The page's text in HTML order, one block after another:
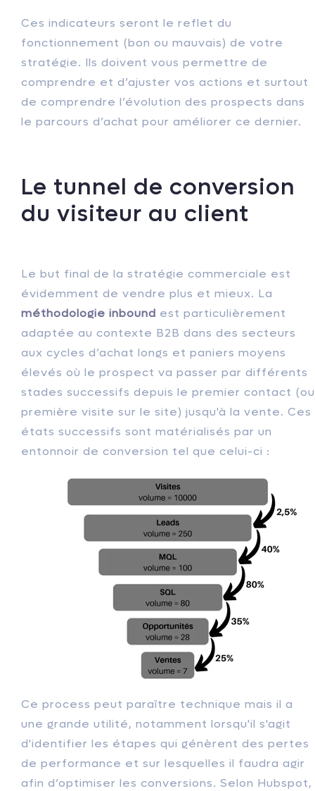
Ces indicateurs seront le reflet du
fonctionnement (bon ou mauvais) de votre
stratégie. Ils doivent vous permettre de
comprendre et d’ajuster vos actions et surtout
de comprendre l’évolution des prospects dans
le parcours d’achat pour améliorer ce dernier.
Le tunnel de conversion
du visiteur au client
Le but final de la stratégie commerciale est
évidemment de vendre plus et mieux. La
méthodologie inbound est particulièrement
adaptée au contexte B2B dans des secteurs
aux cycles d’achat longs et paniers moyens
élevés où le prospect va passer par différents
stades successifs depuis le premier contact (ou
première visite sur le site) jusqu'à la vente. Ces
états successifs sont matérialisés par un
entonnoir de conversion tel que celui-ci :
Ce process peut paraître technique mais il a
une grande utilité, notamment lorsqu'il s'agit
d'identifier les étapes qui génèrent des pertes
de performance et sur lesquelles il faudra agir
afin d’optimiser les conversions. Selon Hubspot,